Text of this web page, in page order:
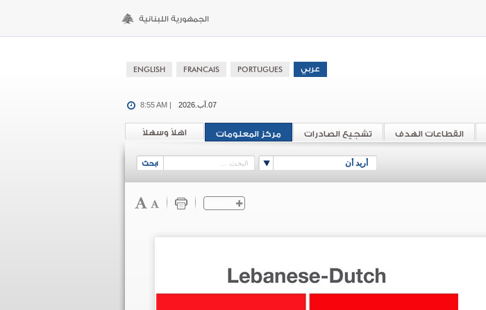
07.آب.2026 8:55 AM |
اهلاً وسهلاً مركز المعلومات تشجيع الصادرات القطاعات الهدف
أريد أن